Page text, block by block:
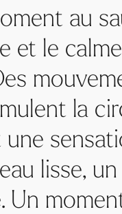
au
et le
la
une
lisse,
Un